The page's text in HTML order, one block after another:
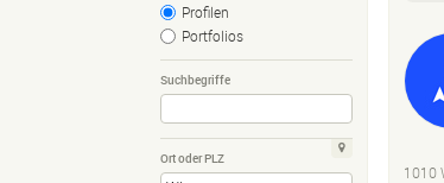
Profilen
Portfolios
Suchbegriffe
Ort oder PLZ
1010